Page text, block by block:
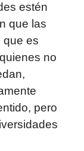
estén
que las
que es
no
pero